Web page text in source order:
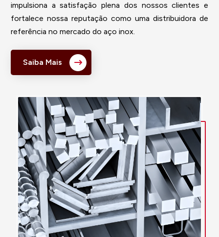
impulsiona a satisfação plena dos nossos clientes e
fortalece nossa reputação como uma distribuidora de
referência no mercado do aço inox.
Saiba Mais